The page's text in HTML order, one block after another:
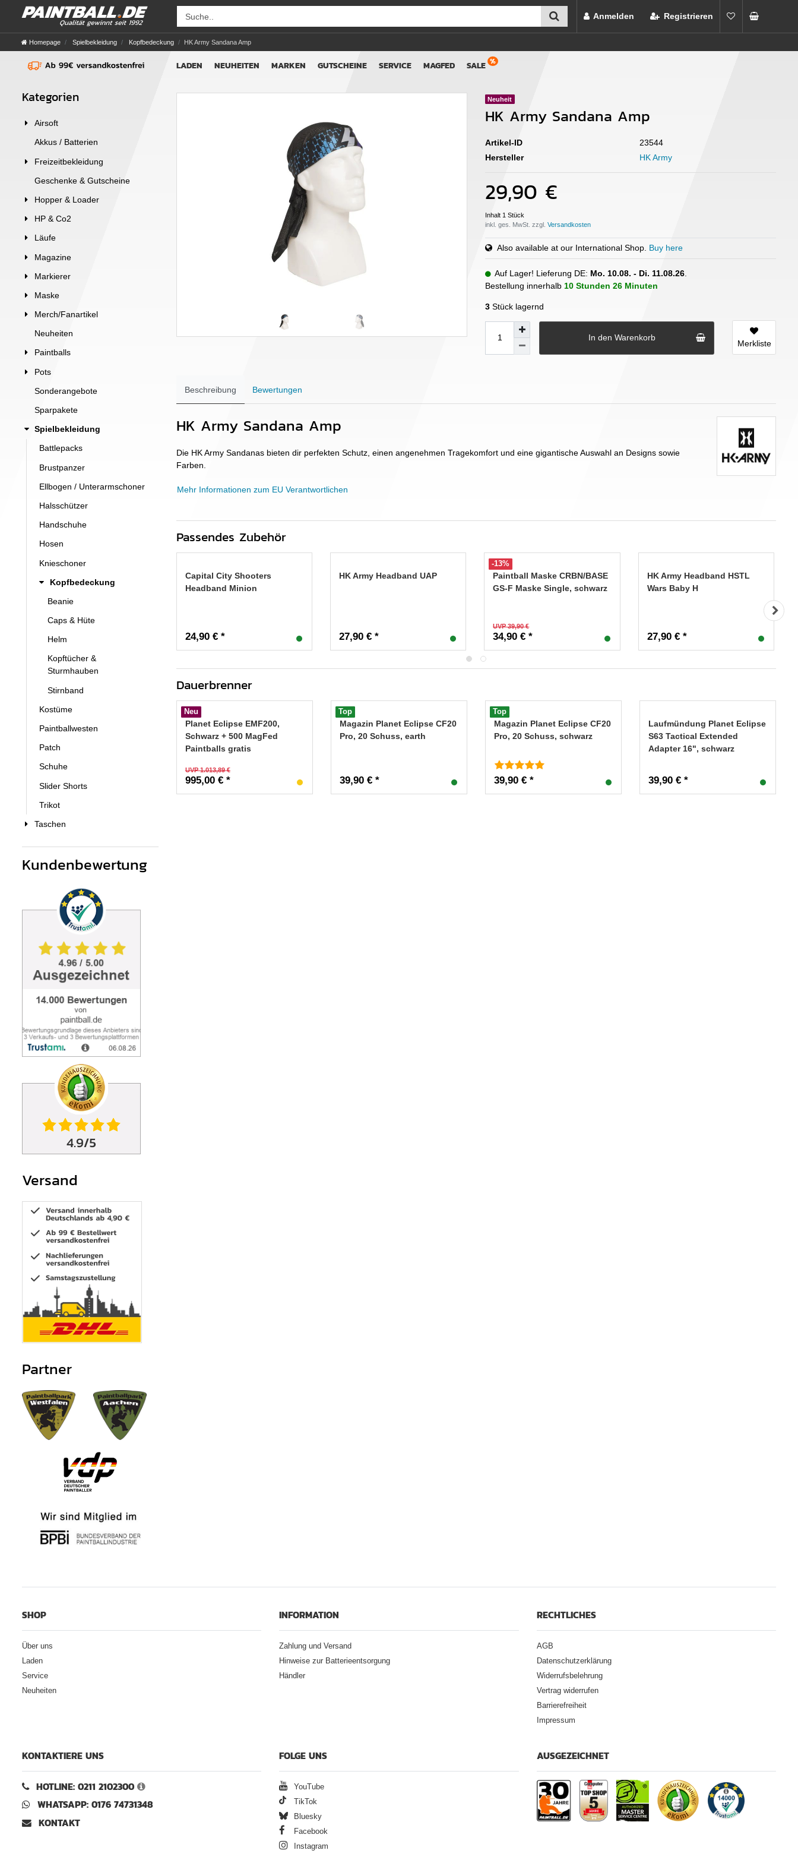
Anmelden Registrieren
Homepage Spielbekleidung Kopfbedeckung HK Army Sandana Amp
LADEN NEUHEITEN MARKEN GUTSCHEINE SERVICE MAGFED SALE
Kategorien
Airsoft
Akkus / Batterien
Freizeitbekleidung
Geschenke & Gutscheine
Hopper & Loader
HP & Co2
Läufe
Magazine
Markierer
Maske
Merch/Fanartikel
Neuheiten
Paintballs
Pots
Sonderangebote
Sparpakete
Spielbekleidung
Battlepacks
Brustpanzer
Ellbogen / Unterarmschoner
Halsschützer
Handschuhe
Hosen
Knieschoner
Kopfbedeckung
Beanie
Caps & Hüte
Helm
Kopftücher &
Sturmhauben
Stirnband
Kostüme
Paintballwesten
Patch
Schuhe
Slider Shorts
Trikot
Taschen
Kundenbewertung
Versand
Partner
Neuheit
HK Army Sandana Amp
Artikel-ID
23544
Hersteller
HK Army
29,90 €
Inhalt 1 Stück
inkl. ges. MwSt. zzgl.
Also available at our International Shop. Buy here
Auf Lager! Lieferung DE: Mo. 10.08. - Di. 11.08.26
Bestellung innerhalb 10 Stunden 26 Minuten
3 Stück lagernd
In den Warenkorb
Merkliste
Beschreibung Bewertungen
HK Army Sandana Amp
Die HK Army Sandanas bieten dir perfekten Schutz, einen angenehmen Tragekomfort und eine gigantische Auswahl an Designs sowie
Farben.
Mehr Informationen zum EU Verantwortlichen
Passendes Zubehör
Capital City Shooters
Headband Minion
24,90 € *
HK Army Headband UAP
27,90 € *
-13%
Paintball Maske CRBN/BASE
GS-F Maske Single, schwarz
UVP 39,90 €
34,90 € *
HK Army Headband HSTL
Wars Baby H
27,90 € *
Dauerbrenner
Neu
Planet Eclipse EMF200,
Schwarz + 500 MagFed
Paintballs gratis
UVP 1.013,89 €
995,00 € *
Top
Magazin Planet Eclipse CF20
Pro, 20 Schuss, earth
39,90 € *
Top
Magazin Planet Eclipse CF20
Pro, 20 Schuss, schwarz
39,90 € *
Laufmündung Planet Eclipse
S63 Tactical Extended
Adapter 16", schwarz
39,90 € *
SHOP
Über uns
Laden
Service
Neuheiten
INFORMATION
Zahlung und Versand
Hinweise zur Batterieentsorgung
Händler
RECHTLICHES
AGB
Datenschutzerklärung
Widerrufsbelehrung
Vertrag widerrufen
Barrierefreiheit
Impressum
KONTAKTIERE UNS
HOTLINE: 0211 2102300
WHATSAPP: 0176 74731348
KONTAKT
FOLGE UNS
YouTube
TikTok
Bluesky
Facebook
Instagram
AUSGEZEICHNET